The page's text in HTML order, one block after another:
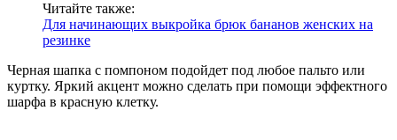
Читайте также:
Для начинающих выкройка брюк бананов женских на
резинке
Черная шапка с помпоном подойдет под любое пальто или
куртку. Яркий акцент можно сделать при помощи эффектного
шарфа в красную клетку.